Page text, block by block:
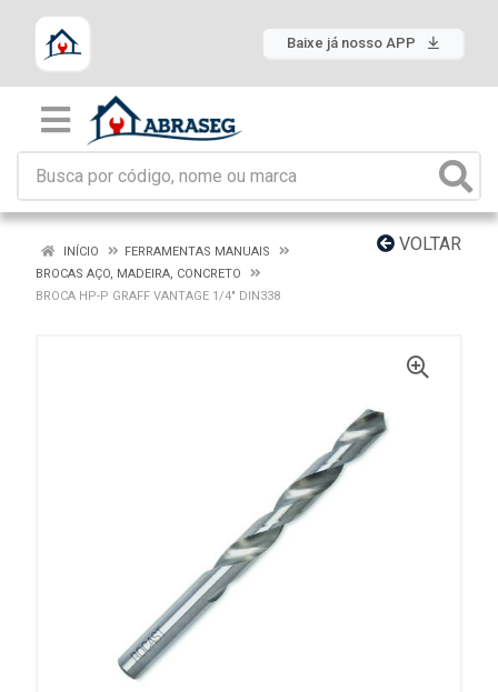
Baixe já nosso APP
VOLTAR
INÍCIO
FERRAMENTAS MANUAIS
BROCAS AÇO, MADEIRA, CONCRETO
BROCA HP-P GRAFF VANTAGE 1/4" DIN338